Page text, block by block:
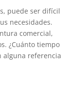
puede ser difícil
necesidades.
comercial,
¿Cuánto tiempo
alguna referencia